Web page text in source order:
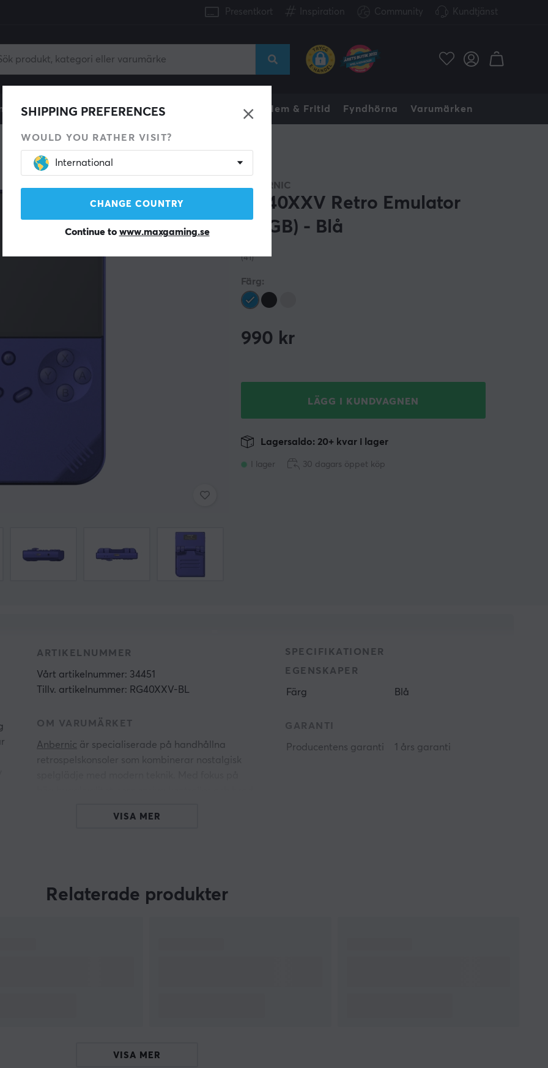
Presentkort Inspiration Community Kundtjänst
Konsol Gamingstol Mobiltillbehör Hem & Fritid Fyndhörna Varumärken
SHIPPING PREFERENCES
WOULD YOU RATHER VISIT?
International
CHANGE COUNTRY
Continue to www.maxgaming.se
ANBERNIC
RG40XXV Retro Emulator
(64GB) - Blå
(41)
Färg:
990 kr
LÄGG I KUNDVAGNEN
I lager
Lagersaldo: 20+ kvar i lager
30 dagars öppet köp
ARTIKELNUMMER
Vårt artikelnummer: 34451
Tillv. artikelnummer: RG40XXV-BL
OM VARUMÄRKET
Anbernic är specialiserade på handhållna
levererar Anbernic en autentisk och portabel
SPECIFIKATIONER
EGENSKAPER
Färg Blå
GARANTI
Producentens garanti 1 års garanti
VISA MER
Relaterade produkter
VISA MER